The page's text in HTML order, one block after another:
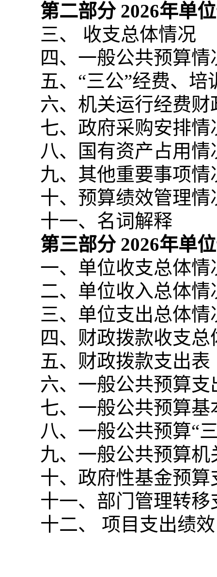
第二部分2026年单
三、 收支总体情况
四、一般公共预算情
五、“三公”经费、
六、机关运行经费财
七、政府采购安排情
八、国有资产占用情
九、其他重要事项情
十、预算绩效管理情
十一、名词解释
第三部分2026年单
一、单位收支总体情
二、单位收入总体情
三、单位支出总体情
四、财政拨款收支总
五、财政拨款支出表
六、一般公共预算支
七、一般公共预算
八、一般公共预算“
九、一般公共预算机
十、政府性基金预算
十一、部门管理转移
十二、 项目支出绩